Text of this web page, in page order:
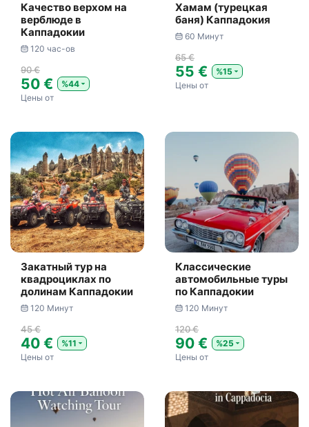
Качество верхом на
верблюде в
Каппадокии
120 час-ов
90 €
50 €
%44
Цены от
Хамам (турецкая
баня) Каппадокия
60 Минут
65 €
55 €
%15
Цены от
Закатный тур на
квадроциклах по
долинам Каппадокии
120 Минут
45 €
40 €
%11
Цены от
Классические
автомобильные туры
по Каппадокии
120 Минут
120 €
90 €
%25
Цены от